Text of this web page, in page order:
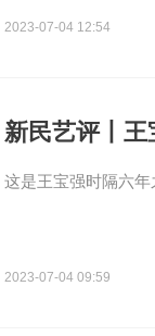
2023-07-04 12:54
新民艺评丨
这是王宝强时隔六
2023-07-04 09:59